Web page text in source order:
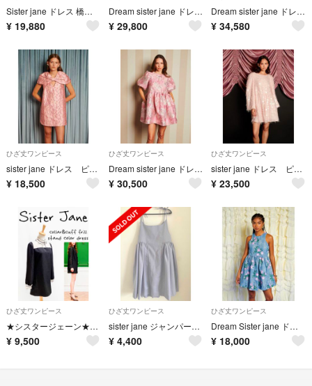
Sister jane ドレス 橋本環奈さん着用 美品
¥ 19,880
Dream sister jane ドレス Celadon Blue 新品
¥ 29,800
Dream sister jane ドレス レッド お呼ばれドレス2次会 新品
¥ 34,580
ひざ丈ワンピース
sister jane ドレス ピンク 新品2025 AW
¥ 18,500
ひざ丈ワンピース
Dream sister jane ドレス 花柄 ピンク 新品
¥ 30,500
ひざ丈ワンピース
sister jane ドレス ピンク スパンコール 2025 AW新品
¥ 23,500
ひざ丈ワンピース
★シスタージェーン★襟袖口 フリル リボン スタンドカラー ワンピース ドレス
¥ 9,500
ひざ丈ワンピース
sister jane ジャンパースカート
¥ 4,400
ひざ丈ワンピース
Dream Sister jane ドレス 新品
¥ 18,000